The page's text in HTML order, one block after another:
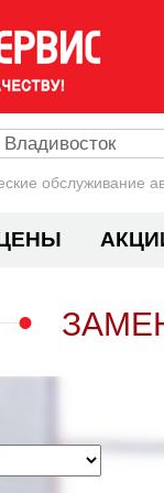
обслуживание
Владивосток